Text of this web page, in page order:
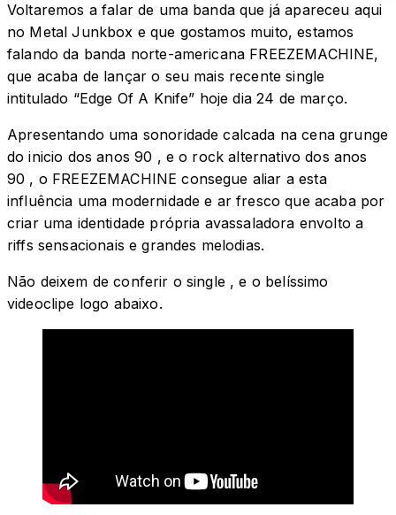
Voltaremos a falar de uma banda que já apareceu aqui
no Metal Junkbox e que gostamos muito, estamos
falando da banda norte-americana FREEZEMACHINE,
que acaba de lançar o seu mais recente single
intitulado “Edge Of A Knife” hoje dia 24 de março.
Apresentando uma sonoridade calcada na cena grunge
do inicio dos anos 90 , e o rock alternativo dos anos
90 , o FREEZEMACHINE consegue aliar a esta
influência uma modernidade e ar fresco que acaba por
criar uma identidade própria avassaladora envolto a
riffs sensacionais e grandes melodias.
Não deixem de conferir o single , e o belíssimo
videoclipe logo abaixo.